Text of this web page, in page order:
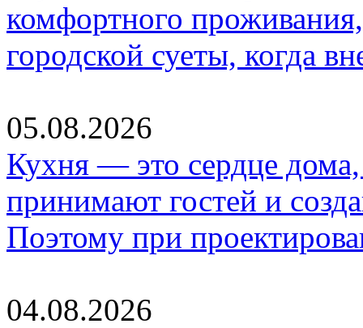
комфортного
городской суеты, когда
05.08.2026
Кухня — это сердце дома,
принимают гостей и
Поэтому при
04.08.2026